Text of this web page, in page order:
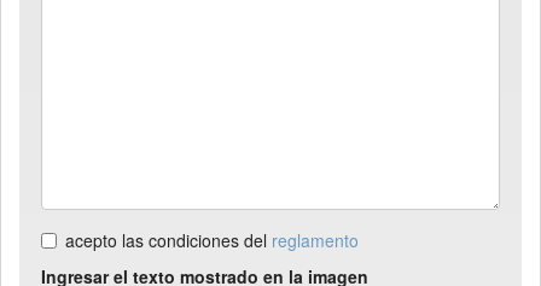
acepto las condiciones del reglamento
Ingresar el texto mostrado en la imagen